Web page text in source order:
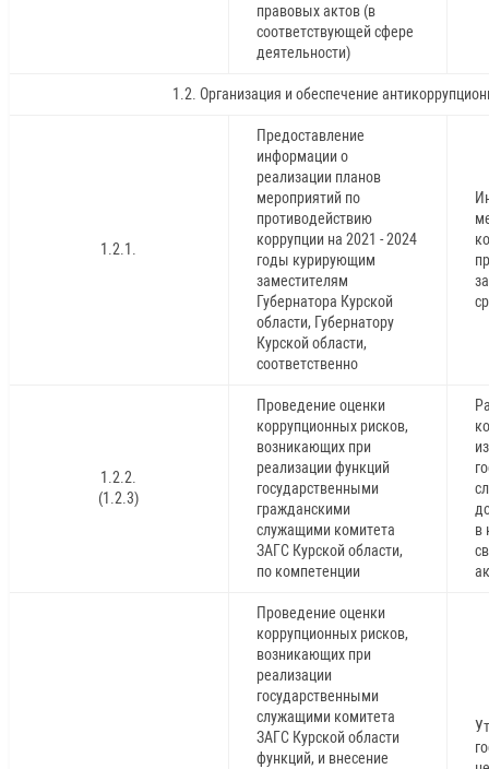
правовых актов (в
соответствующей сфере
деятельности)
1.2. Организация и обеспечение
1.2.1.
Предоставление
информации о
реализации планов
мероприятий по
противодействию
коррупции на 2021 - 2024
годы курирующим
заместителям
Губернатора Курской
области, Губернатору
Курской области,
соответственно
1.2.2.
(1.2.3)
Проведение оценки
коррупционных рисков,
возникающих при
реализации функций
государственными
гражданскими
служащими комитета
ЗАГС Курской области,
по компетенции
в
Проведение оценки
коррупционных рисков,
возникающих при
реализации
государственными
служащими комитета
ЗАГС Курской области
функций, и внесение